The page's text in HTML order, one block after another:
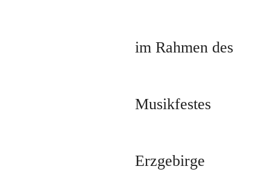
im Rahmen des
Musikfestes
Erzgebirge